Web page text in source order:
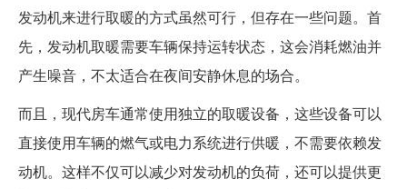
发动机来进行取暖的方式虽然可行，但存在一些问题。首
先，发动机取暖需要车辆保持运转状态，这会消耗燃油并
产生噪音，不太适合在夜间安静休息的场合。
而且，现代房车通常使用独立的取暖设备，这些设备可以
直接使用车辆的燃气或电力系统进行供暖，不需要依赖发
动机。这样不仅可以减少对发动机的负荷，还可以提供更